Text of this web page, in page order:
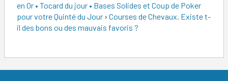
en Or • Tocard du jour • Bases Solides et Coup de Poker
pour votre Quinté du Jour › Courses de Chevaux. Existe t-
il des bons ou des mauvais favoris ?